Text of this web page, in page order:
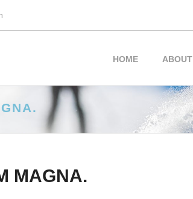
HOME ABOUT
MAGNA.